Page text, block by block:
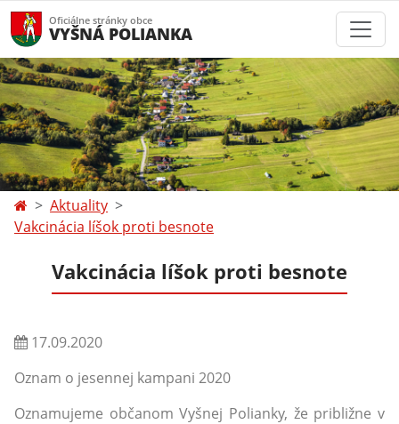
Oficiálne stránky obce
VYŠNÁ POLIANKA
Aktuality
Vakcinácia líšok proti besnote
Vakcinácia líšok proti besnote
17.09.2020
Oznam o jesennej kampani 2020
Oznamujeme občanom Vyšnej Polianky, že približne v